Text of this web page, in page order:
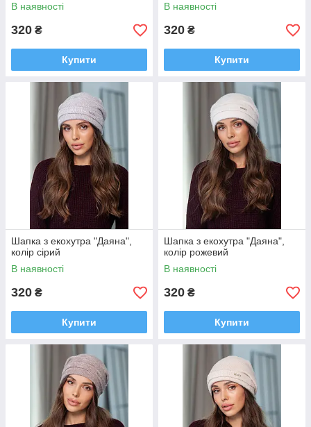
В наявності
320 ₴
Купити
В наявності
320 ₴
Купити
Шапка з екохутра "Даяна",
колір сірий
В наявності
320 ₴
Купити
Шапка з екохутра "Даяна",
колір рожевий
В наявності
320 ₴
Купити